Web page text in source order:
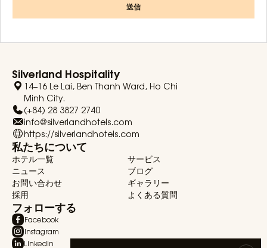
送信
Silverland Hospitality
14–16 Le Lai, Ben Thanh Ward, Ho Chi
Minh City.
(+84) 28 3827 2740
info@silverlandhotels.com
https://silverlandhotels.com
私たちについて
ホテル一覧
サービス
ニュース
ブログ
お問い合わせ
ギャラリー
採用
よくある質問
フォローする
Facebook
Instagram
Linkedin